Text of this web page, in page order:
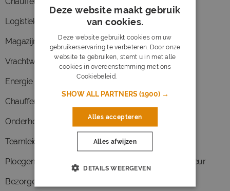
Logistiek medewerker
Magazijnmedewerker
Vrachtwagenchauffeur
Energie
Chauffeur ce
Onderhoud
Teamleider
Ploegendienst
Bezorger
Koerier
Heftruckchauffeur
Operator
Buschauffeur
Taxichauffeur
Internationaal chauffeur
Deze website maakt gebruik
van cookies.
Deze website gebruikt cookies om uw
gebruikerservaring te verbeteren. Door onze
website te gebruiken, stemt u in met alle
cookies in overeenstemming met ons
Cookiebeleid.
SHOW ALL PARTNERS(1900) →
Alles accepteren
Alles afwijzen
DETAILS WEERGEVEN